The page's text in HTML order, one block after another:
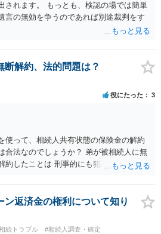
されます。 もっとも、検認の場では簡単
言の無効を争うのであれば別途裁判をす
断解約、法的問題は？
役にたった 3
使って、相続人共有状態の保険金の解約
合法なのでしょうか？ 弟が被相続人に無
約したことは 刑事的にも犯罪となる可能
て、弁護士に面談で詳しい事情を話して
。返済金の権利について知り
続トラブル #相続人調査・確定